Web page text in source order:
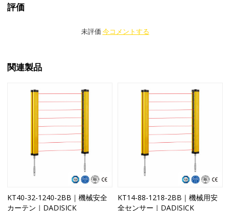
評価
未評価 今コメントする
関連製品
KT40-32-1240-2BB｜機械安全
カーテン｜DADISICK
KT14-88-1218-2BB｜機械用安
全センサー｜DADISICK